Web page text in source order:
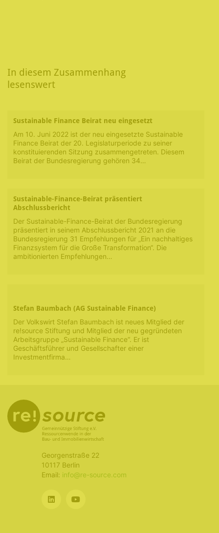
In diesem Zusammenhang
lesenswert
Sustainable Finance Beirat neu eingesetzt
Am 10. Juni 2022 ist der neu eingesetzte Sustainable
Finance Beirat der 20. Legislaturperiode zu seiner
konstituierenden Sitzung zusammengetreten. Diesem
Beirat der Bundesregierung gehören 34…
Sustainable-Finance-Beirat präsentiert
Abschlussbericht
Der Sustainable-Finance-Beirat der Bundesregierung
präsentiert in seinem Abschlussbericht 2021 an die
Bundesregierung 31 Empfehlungen für „Ein nachhaltiges
Finanzsystem für die Große Transformation“. Die
ambitionierten Empfehlungen…
Stefan Baumbach (AG Sustainable Finance)
Der Volkswirt Stefan Baumbach ist neues Mitglied der
re!source Stiftung und Mitglied der neu gegründeten
Arbeitsgruppe „Sustainable Finance“. Er ist
Geschäftsführer und Gesellschafter einer
Investmentfirma…
Georgenstraße 22
10117 Berlin
Email: info@re-source.com